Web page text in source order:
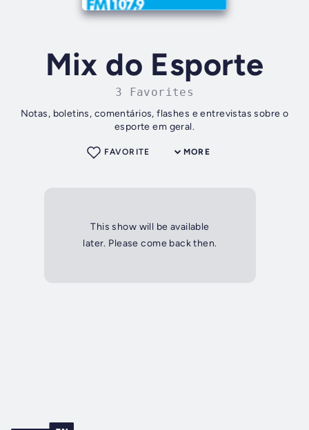
Mix do Esporte
3 Favorites
Notas, boletins, comentários, flashes e entrevistas sobre o
esporte em geral.
MORE
FAVORITE
This show will be available
later. Please come back then.